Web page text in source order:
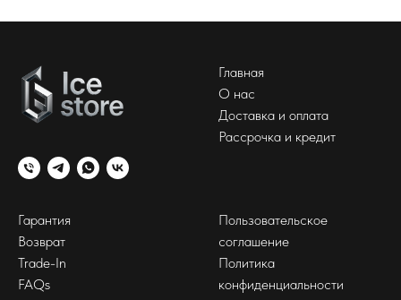
Главная
О нас
Доставка и оплата
Рассрочка и кредит
Гарантия
Возврат
Trade-In
FAQs
Пользовательское
соглашение
Политика
конфиденциальности